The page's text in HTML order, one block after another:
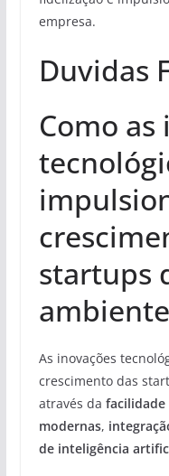
empresa.
Duvidas
Como as
startups
As inovações
crescimento das
através da facilidade
modernas,
de inteligência